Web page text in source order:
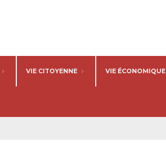
VIE CITOYENNE VIE ÉCONOMIQUE